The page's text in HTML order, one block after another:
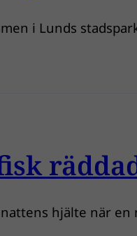
i Lunds
hjälte när